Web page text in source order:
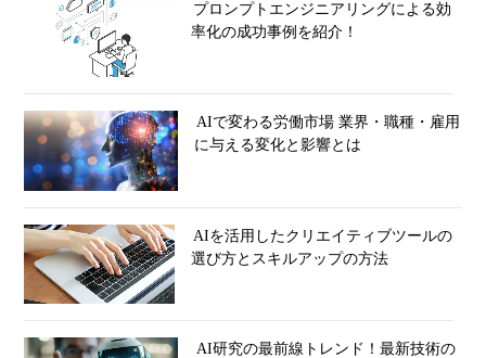
プロンプトエンジニアリングによる効
率化の成功事例を紹介！
AIで変わる労働市場 業界・職種・雇用
に与える変化と影響とは
AIを活用したクリエイティブツールの
選び方とスキルアップの方法
AI研究の最前線トレンド！最新技術の